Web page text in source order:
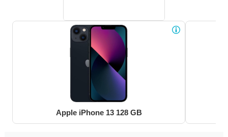
Apple iPhone 13 128 GB